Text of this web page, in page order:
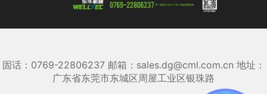
固话：0769-22806237 邮箱：sales.dg@cml.com.cn 地址：
广东省东莞市东城区周屋工业区银珠路